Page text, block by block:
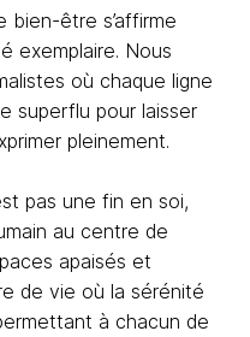
être s’affirme
exemplaire. Nous
où chaque ligne
superflu pour laisser
pleinement.
pas une fin en soi,
au centre de
apaisés et
de vie où la sérénité
à chacun de